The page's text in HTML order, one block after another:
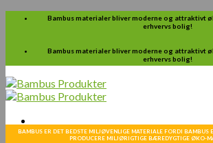
Skip
Bambus materialer bliver moderne og attraktivt
erhvervs bolig!
Bambus materialer bliver moderne og attraktivt
erhvervs bolig!
BAMBUS ER DET BEDSTE MILJØVENLIGE MATERIALE FORDI BAMBUS
PRODUCERE MILJØRIGTIGE BÆREDYGTIGE ØKO-